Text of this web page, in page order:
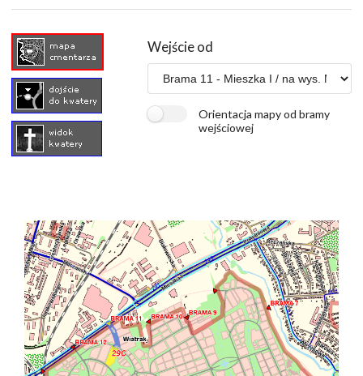
Wejście od
Orientacja mapy od bramy
wejściowej